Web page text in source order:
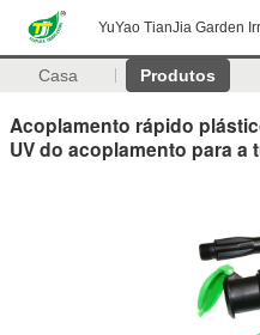
YuYao TianJia Garden
Casa Produtos
Acoplamento rápido
UV do acoplamento para a